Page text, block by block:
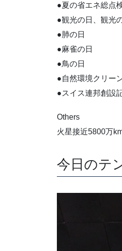
●夏の省エネ総点
●観光の日、観光
●肺の日
●麻雀の日
●鳥の日
●自然環境クリー
●スイス連邦創設
Others
火星接近5800万
今日のテ